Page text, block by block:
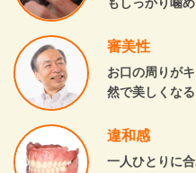
もしっかり噛
審美性
お口の周りが
然で美しくなる
違和感
一人ひとりに